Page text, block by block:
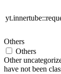
Others
Others
Other
have not been